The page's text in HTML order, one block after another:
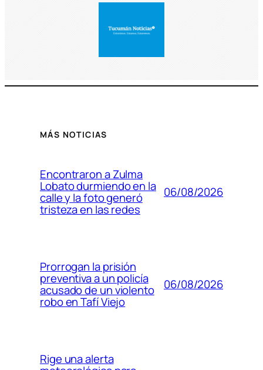
MÁS NOTICIAS
Encontraron a Zulma
Lobato durmiendo en la
calle y la foto generó
tristeza en las redes
06/08/2026
Prorrogan la prisión
preventiva a un policía
acusado de un violento
robo en Tafí Viejo
06/08/2026
Rige una alerta